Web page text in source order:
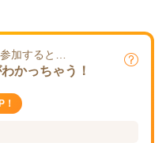
加すると…
かっちゃう！